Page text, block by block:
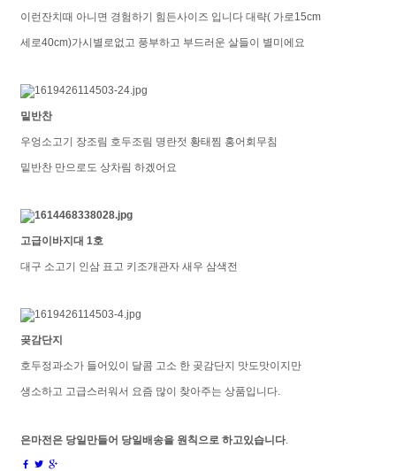
이런잔치때 아니면 경험하기 힘든사이즈 입니다 대략( 가로15cm
세로40cm)가시별로없고 풍부하고 부드러운 살들이 별미에요
밑반찬
우엉소고기 장조림 호두조림 명란젓 황태찜 홍어회무침
밑반찬 만으로도 상차림 하겠어요
고급이바지대 1호
대구 소고기 인삼 표고 키조개관자 새우 삼색전
곶감단지
호두정과소가 들어있이 달콤 고소 한 곶감단지 맛도맛이지만
생소하고 고급스러워서 요즘 많이 찾아주는 상품입니다.
은마전은 당일만들어 당일배송을 원칙으로 하고있습니다.